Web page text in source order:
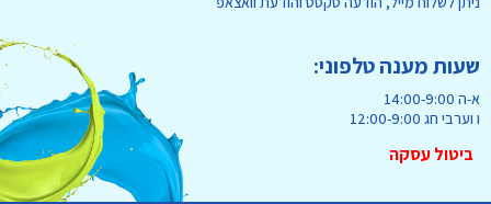
שעות מענה טלפוני:
א-ה 14:00-9:00
ו וערבי חג 12:00-9:00
ביטול עסקה